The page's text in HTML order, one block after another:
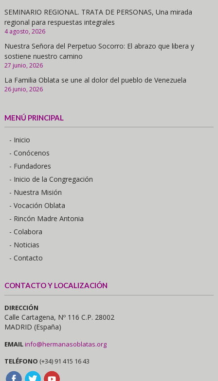
SEMINARIO REGIONAL. TRATA DE PERSONAS, Una mirada
regional para respuestas integrales
4 agosto, 2026
Nuestra Señora del Perpetuo Socorro: El abrazo que libera y
sostiene nuestro camino
27 junio, 2026
La Familia Oblata se une al dolor del pueblo de Venezuela
26 junio, 2026
MENÚ PRINCIPAL
- Inicio
- Conócenos
- Fundadores
- Inicio de la Congregación
- Nuestra Misión
- Vocación Oblata
- Rincón Madre Antonia
- Colabora
- Noticias
- Contacto
CONTACTO Y LOCALIZACIÓN
DIRECCIÓN
Calle Cartagena, Nº 116 C.P. 28002
MADRID (España)
EMAILinfo@hermanasoblatas.org
TELÉFONO (+34) 91 415 16 43